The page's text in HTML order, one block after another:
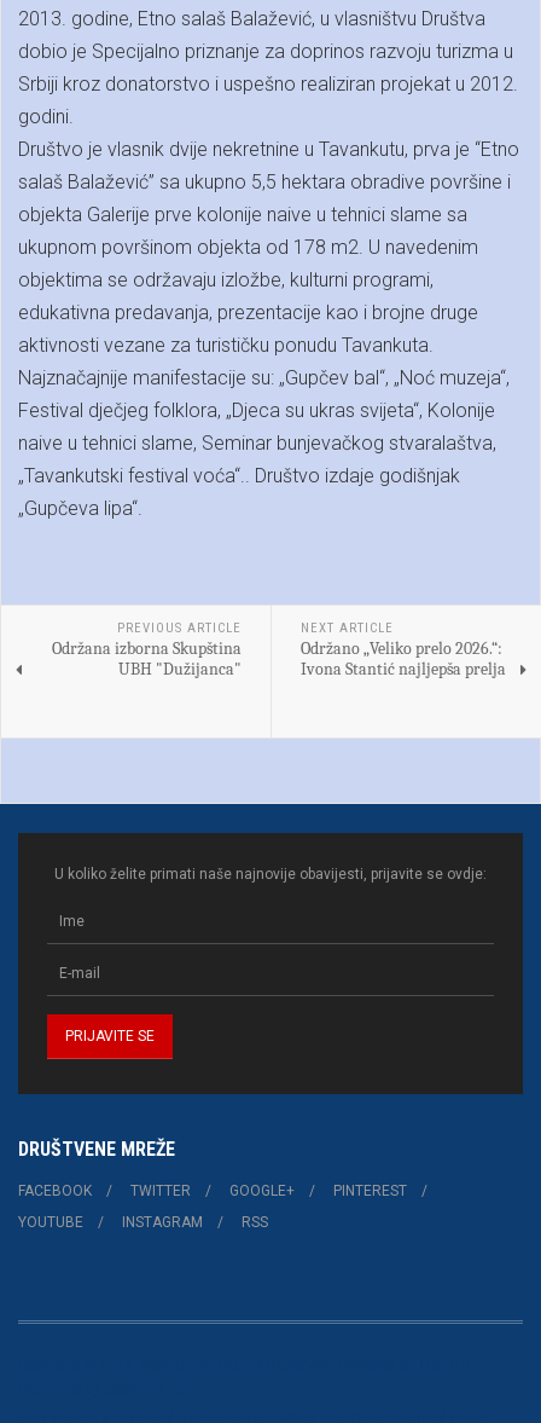
2013. godine, Etno salaš Balažević, u vlasništvu Društva
dobio je Specijalno priznanje za doprinos razvoju turizma u
Srbiji kroz donatorstvo i uspešno realiziran projekat u 2012.
godini.
Društvo je vlasnik dvije nekretnine u Tavankutu, prva je “Etno
salaš Balažević” sa ukupno 5,5 hektara obradive površine i
objekta Galerije prve kolonije naive u tehnici slame sa
ukupnom površinom objekta od 178 m2. U navedenim
objektima se održavaju izložbe, kulturni programi,
edukativna predavanja, prezentacije kao i brojne druge
aktivnosti vezane za turističku ponudu Tavankuta.
Najznačajnije manifestacije su: „Gupčev bal“, „Noć muzeja“,
Festival dječjeg folklora, „Djeca su ukras svijeta“, Kolonije
naive u tehnici slame, Seminar bunjevačkog stvaralaštva,
„Tavankutski festival voća“.. Društvo izdaje godišnjak
„Gupčeva lipa“.
PREVIOUS ARTICLE
Održana izborna Skupština
UBH "Dužijanca"
NEXT ARTICLE
Održano „Veliko prelo 2026.“:
Ivona Stantić najljepša prelja
U koliko želite primati naše najnovije obavijesti, prijavite se ovdje:
DRUŠTVENE MREŽE
FACEBOOK TWITTER GOOGLE+
PINTEREST
YOUTUBE
INSTAGRAM RSS